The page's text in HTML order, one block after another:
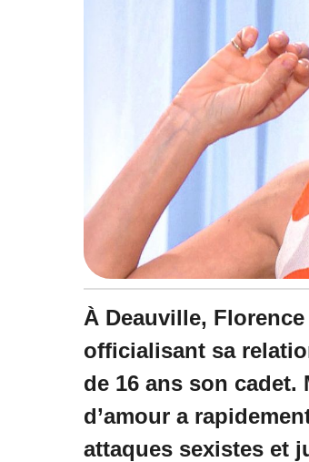
À Deauville,
officialisant sa
de 16 ans son
d’amour a
attaques sexistes et